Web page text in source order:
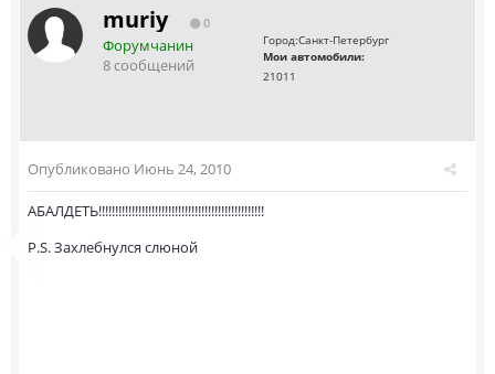
muriy 0
Форумчанин
8 сообщений
Город:Санкт-Петербург
Мои автомобили:
21011
Опубликовано Июнь 24, 2010
АБАЛДЕТЬ!!!!!!!!!!!!!!!!!!!!!!!!!!!!!!!!!!!!!!!!!!!!!!!!!!
P.S. Захлебнулся слюной